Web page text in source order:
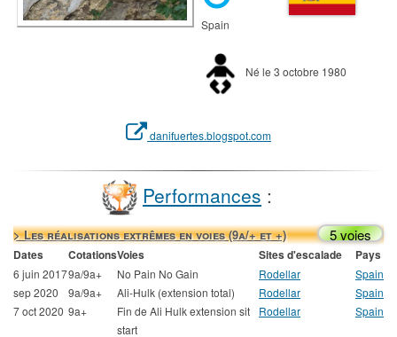
Spain
Né le 3 octobre 1980
danifuertes.blogspot.com
Performances :
> Les réalisations extrêmes en voies (9a/+ et +) 5 voies
Dates CotationsVoies Sites d'escalade Pays
6 juin 20179a/9a+ No Pain No Gain Rodellar
Spain
sep 2020
9a/9a+ Ali-Hulk (extension total) Rodellar
Spain
7 oct 2020 9a+
Fin de Ali Hulk extension sit
start
Rodellar Spain